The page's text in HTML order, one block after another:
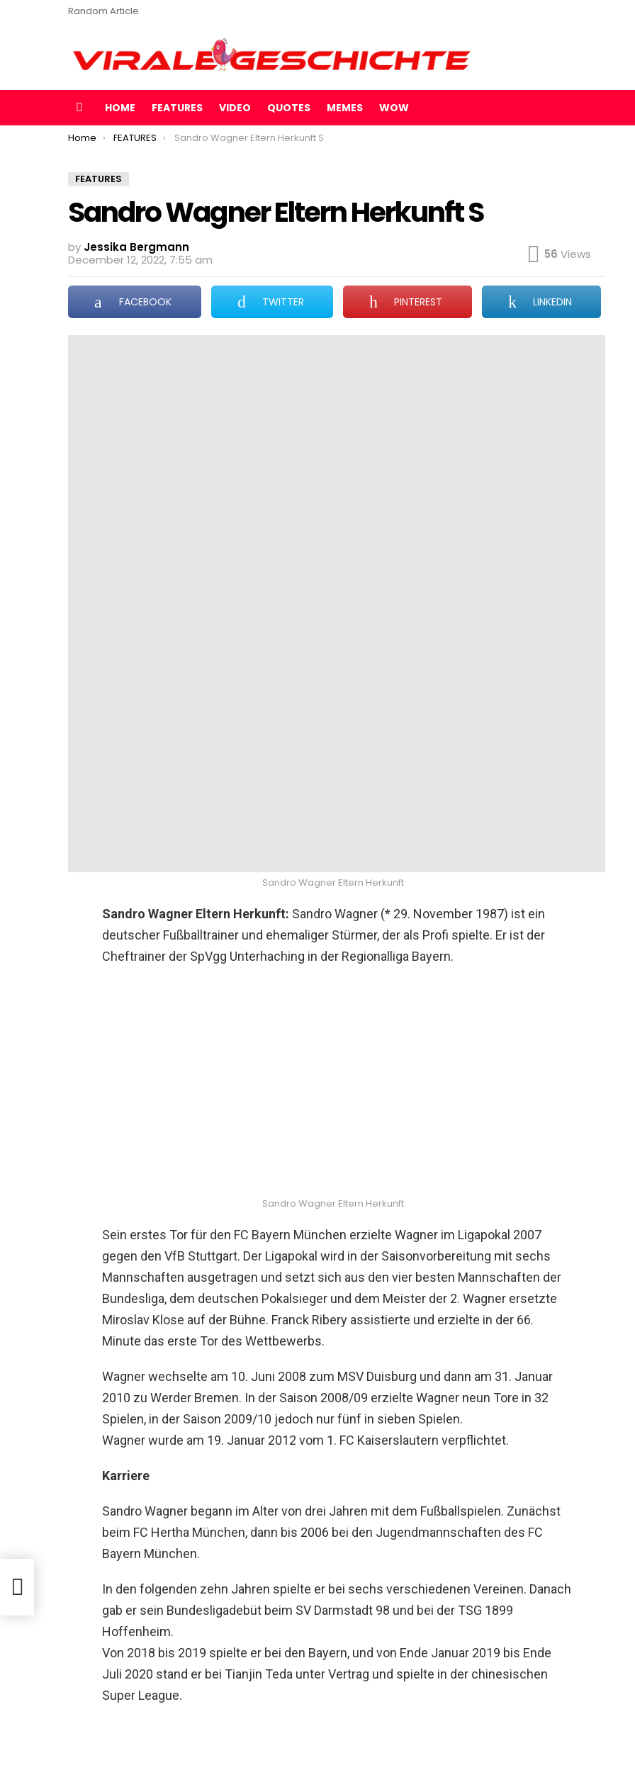
Random Article
HOME FEATURES VIDEO QUOTES MEMES WOW
You are here:
Home FEATURES Sandro Wagner Eltern Herkunft S
FEATURES
Sandro Wagner Eltern Herkunft S
by Jessika Bergmann
December 12, 2022, 7:55 am
56 Views
FACEBOOK TWITTER PINTEREST LINKEDIN
Sandro Wagner Eltern Herkunft
Sandro Wagner Eltern Herkunft: Sandro Wagner (* 29. November 1987) ist ein
deutscher Fußballtrainer und ehemaliger Stürmer, der als Profi spielte. Er ist der
Cheftrainer der SpVgg Unterhaching in der Regionalliga Bayern.
Sandro Wagner Eltern Herkunft
Sein erstes Tor für den FC Bayern München erzielte Wagner im Ligapokal 2007
gegen den VfB Stuttgart. Der Ligapokal wird in der Saisonvorbereitung mit sechs
Mannschaften ausgetragen und setzt sich aus den vier besten Mannschaften der
Bundesliga, dem deutschen Pokalsieger und dem Meister der 2. Wagner ersetzte
Miroslav Klose auf der Bühne. Franck Ribery assistierte und erzielte in der 66.
Minute das erste Tor des Wettbewerbs.
Wagner wechselte am 10. Juni 2008 zum MSV Duisburg und dann am 31. Januar
2010 zu Werder Bremen. In der Saison 2008/09 erzielte Wagner neun Tore in 32
Spielen, in der Saison 2009/10 jedoch nur fünf in sieben Spielen.
Wagner wurde am 19. Januar 2012 vom 1. FC Kaiserslautern verpflichtet.
Karriere
Sandro Wagner begann im Alter von drei Jahren mit dem Fußballspielen. Zunächst
beim FC Hertha München, dann bis 2006 bei den Jugendmannschaften des FC
Bayern München.
In den folgenden zehn Jahren spielte er bei sechs verschiedenen Vereinen. Danach
gab er sein Bundesligadebüt beim SV Darmstadt 98 und bei der TSG 1899
Hoffenheim.
Von 2018 bis 2019 spielte er bei den Bayern, und von Ende Januar 2019 bis Ende
Juli 2020 stand er bei Tianjin Teda unter Vertrag und spielte in der chinesischen
Super League.